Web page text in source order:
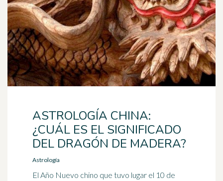
ASTROLOGÍA CHINA:
¿CUÁL ES EL SIGNIFICADO
DEL DRAGÓN DE MADERA?
Astrología
El Año Nuevo chino que tuvo lugar el 10 de